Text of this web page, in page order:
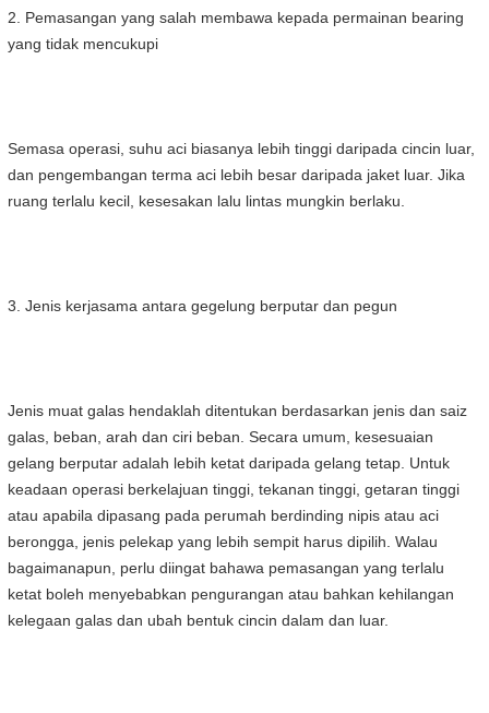
2. Pemasangan yang salah membawa kepada permainan bearing
yang tidak mencukupi
Semasa operasi, suhu aci biasanya lebih tinggi daripada cincin luar,
dan pengembangan terma aci lebih besar daripada jaket luar. Jika
ruang terlalu kecil, kesesakan lalu lintas mungkin berlaku.
3. Jenis kerjasama antara gegelung berputar dan pegun
Jenis muat galas hendaklah ditentukan berdasarkan jenis dan saiz
galas, beban, arah dan ciri beban. Secara umum, kesesuaian
gelang berputar adalah lebih ketat daripada gelang tetap. Untuk
keadaan operasi berkelajuan tinggi, tekanan tinggi, getaran tinggi
atau apabila dipasang pada perumah berdinding nipis atau aci
berongga, jenis pelekap yang lebih sempit harus dipilih. Walau
bagaimanapun, perlu diingat bahawa pemasangan yang terlalu
ketat boleh menyebabkan pengurangan atau bahkan kehilangan
kelegaan galas dan ubah bentuk cincin dalam dan luar.